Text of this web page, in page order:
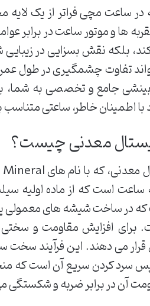
ساعت مچی فراتر از یک لایه
ها و موتور ساعت در برابر
بلکه نقش بسزایی در
تفاوت چشمگیری در طول عمر
جامع و تخصصی به شما،
با اطمینان خاطر، ساعتی
معدنی چیست؟
در ساخت شیشه های معمولی
برای افزایش مقاومت و
سرد کردن سریع آن است که
آن در برابر ضربه و شکستگی